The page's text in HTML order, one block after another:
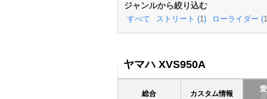
ジャンルから絞り込む
すべて ストリート (1) ローライダー (1
ヤマハ XVS950A
総合 カスタム情報